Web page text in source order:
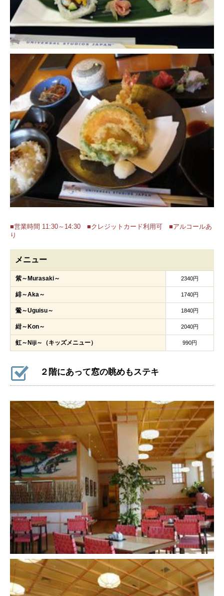
■営業時間 11:30～14:30 ■クレジットカード利用可 ■アルコールあ
り
メニュー
紫～Murasaki～ 2340円
緋～Aka～ 1740円
鶯～Uguisu～ 1840円
紺～Kon～ 2040円
虹～Niji～（キッズメニュー） 990円
２階にあって窓の眺めもステキ